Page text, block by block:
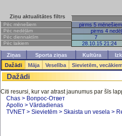
Ziņu aktualitātes filtrs
Pēc mēnešiem pirms 5 mēnešiem
Pēc nedēļām pirms 4
Pēc diennaktīm 7
Pēc laikiem 28.10.15 21:24
Ziņas Sporta ziņas Kultūra
Dažādi
Māja Veselība Sievietēm,
Dažādi
Citi resursi, kur var atrast jaunumus par šīs
Chas > Вопрос-Ответ
Apollo > Vārdadienas
TVNET > Sievietēm > Skaista un vesela >